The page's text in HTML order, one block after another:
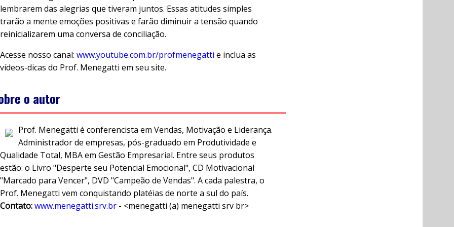
lembrarem das alegrias que tiveram juntos. Essas atitudes simples
trarão a mente emoções positivas e farão diminuir a tensão quando
reinicializarem uma conversa de conciliação.
Acesse nosso canal: www.youtube.com.br/profmenegatti e inclua as
vídeos-dicas do Prof. Menegatti em seu site.
o autor
Prof. Menegatti é conferencista em Vendas, Motivação e Liderança.
Administrador de empresas, pós-graduado em Produtividade e
Qualidade Total, MBA em Gestão Empresarial. Entre seus produtos
estão: o Livro "Desperte seu Potencial Emocional", CD Motivacional
"Marcado para Vencer", DVD "Campeão de Vendas". A cada palestra, o
Prof. Menegatti vem conquistando platéias de norte a sul do país.
Contato:www.menegatti.srv.br - <menegatti (a) menegatti srv br>